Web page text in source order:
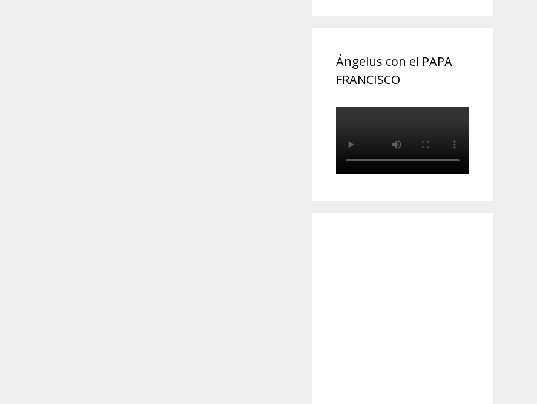
Ángelus con el PAPA
FRANCISCO